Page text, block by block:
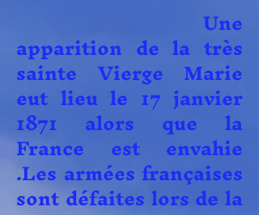
Une
apparition de la très
sainte Vierge Marie
eut lieu le 17 janvier
1871 alors que la
France est envahie
.Les armées françaises
sont défaites lors de la